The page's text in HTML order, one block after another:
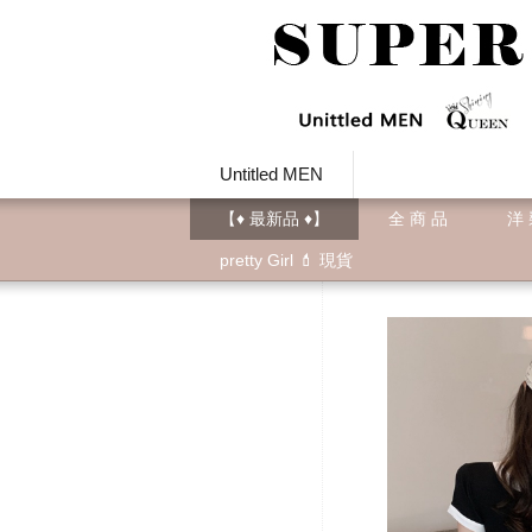
Untitled MEN
【♦ 最新品 ♦】 全 商 品 洋
pretty Girl 💄 現貨